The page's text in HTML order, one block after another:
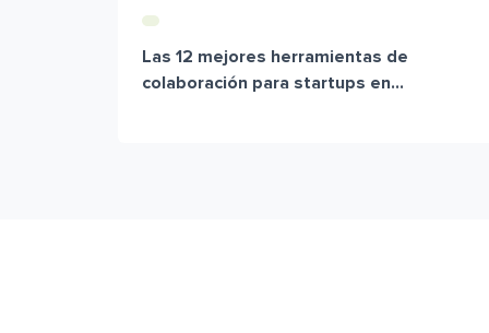
Las 12 mejores herramientas de
colaboración para startups en...